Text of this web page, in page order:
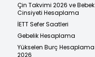
Çin Takvimi 2026 ve Bebek
Cinsiyeti Hesaplama
İETT Sefer Saatleri
Gebelik Hesaplama
Yükselen Burç Hesaplama
2026